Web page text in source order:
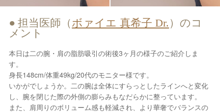
担当医師（ボァイエ 真希子 Dr. ）のコ
メント
本日は二の腕・肩の脂肪吸引の術後3ヶ月の様子のご紹介しま
す。
身長148cm/体重49kg/20代のモニター様です。
いかがでしょうか。二の腕は全体にすらっとしたラインへと変化
し、腕を閉じた際の外側の膨らみもなだらかに整っています。
また、肩周りのボリューム感も軽減され、より華奢でバランスの